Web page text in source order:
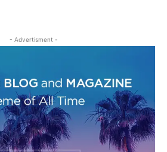
- Advertisment -